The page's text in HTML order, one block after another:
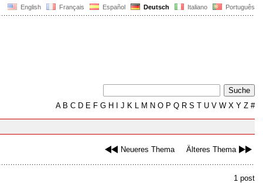
English Français Español Deutsch Italiano Português
AB C D E F G H J K L M N O P Q R S T U V W X Y Z #
Neueres Thema Älteres Thema
1 post